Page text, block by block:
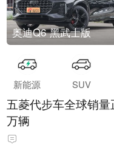
奥迪Q6 黑武士版
新能源 SUV
五菱代步车全球销
万辆